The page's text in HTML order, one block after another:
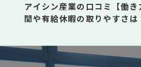
アイシン産業の口コミ【働
間や有給休暇の取りやすさは